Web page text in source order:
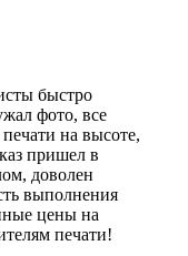
быстро
фото, все
на высоте,
пришел в
доволен
выполнения
цены на
печати!